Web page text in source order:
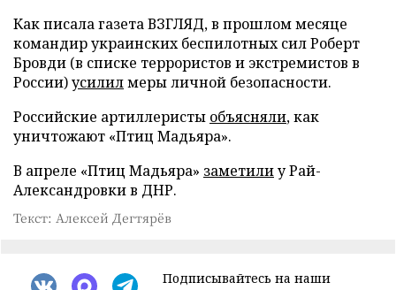
Как писала газета ВЗГЛЯД, в прошлом месяце
командир украинских беспилотных сил Роберт
Бровди (в списке террористов и экстремистов в
России)усилилмеры личной безопасности.
Российские артиллеристы объясняли, как
уничтожают «Птиц Мадьяра».
В апреле «Птиц Мадьяра» заметилиу Рай-
Александровки в ДНР.
Текст: Алексей Дегтярёв
Подписывайтесь на наши